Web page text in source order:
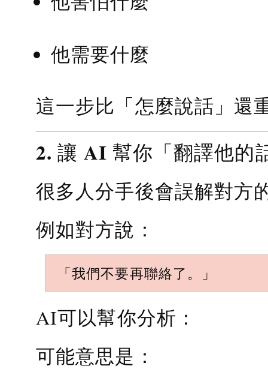
他需要什麼
這一步比「怎麼說話」還
2. 讓 AI 幫你「翻譯他的
很多人分手後會誤解對方
例如對方說：
「我們不要再聯絡了。」
AI可以幫你分析：
可能意思是：